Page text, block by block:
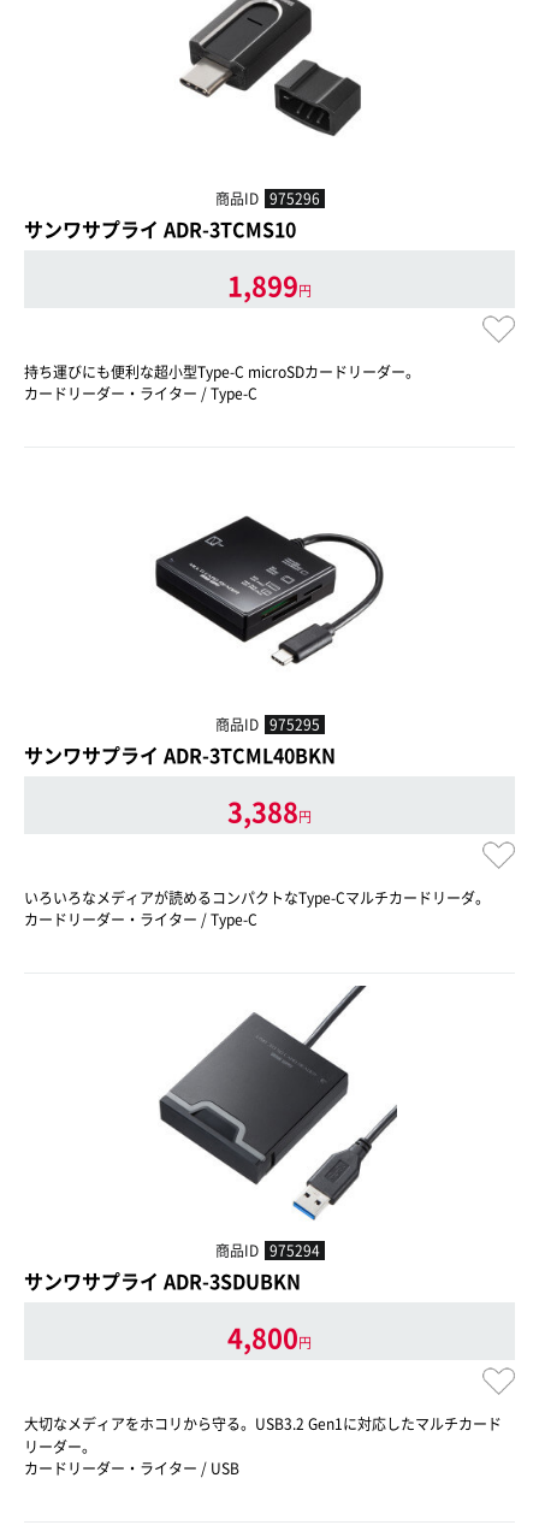
商品ID 975296
サンワサプライ ADR-3TCMS10
1,899円
持ち運びにも便利な超小型Type-C microSDカードリーダー。
カードリーダー・ライター / Type-C
商品ID 975295
サンワサプライ ADR-3TCML40BKN
3,388円
いろいろなメディアが読めるコンパクトなType-Cマルチカードリーダ。
カードリーダー・ライター / Type-C
商品ID 975294
サンワサプライ ADR-3SDUBKN
4,800円
大切なメディアをホコリから守る。USB3.2 Gen1に対応したマルチカード
リーダー。
カードリーダー・ライター / USB